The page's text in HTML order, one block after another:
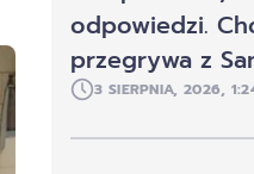
odpowiedzi.
przegrywa z
3 SIERPNIA, 2026,